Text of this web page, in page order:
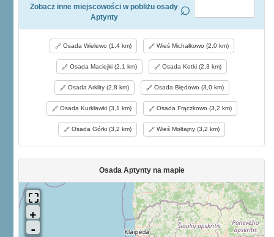
Zobacz inne miejscowości w pobliżu osady
Aptynty
Osada Wielewo (1,4 km) Wieś Michałkowo (2,0 km)
Osada Maciejki (2,1 km) Osada Kotki (2,3 km)
Osada Arklity (2,8 km) Osada Błędowo (3,0 km)
Osada Kurkławki (3,1 km) Osada Frączkowo (3,2 km)
Osada Górki (3,2 km) Wieś Mołtajny (3,2 km)
Osada Aptynty na mapie